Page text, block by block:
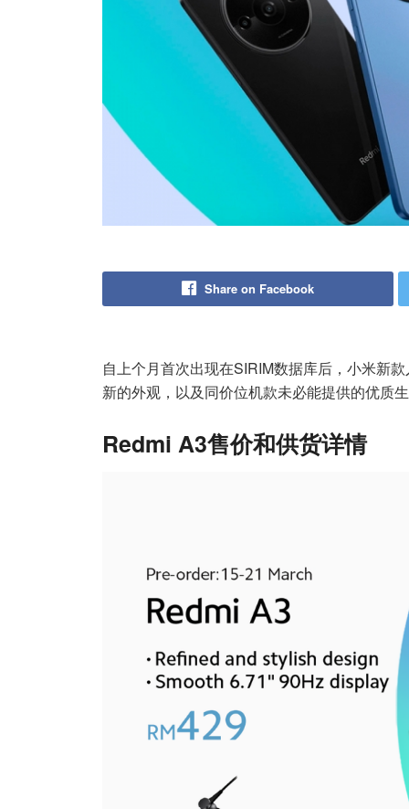
Share on Facebook
自上个月首次出现在SIRIM数据库后，小米新
新的外观，以及同价位机款未必能提供的优质
Redmi A3售价和供货详情